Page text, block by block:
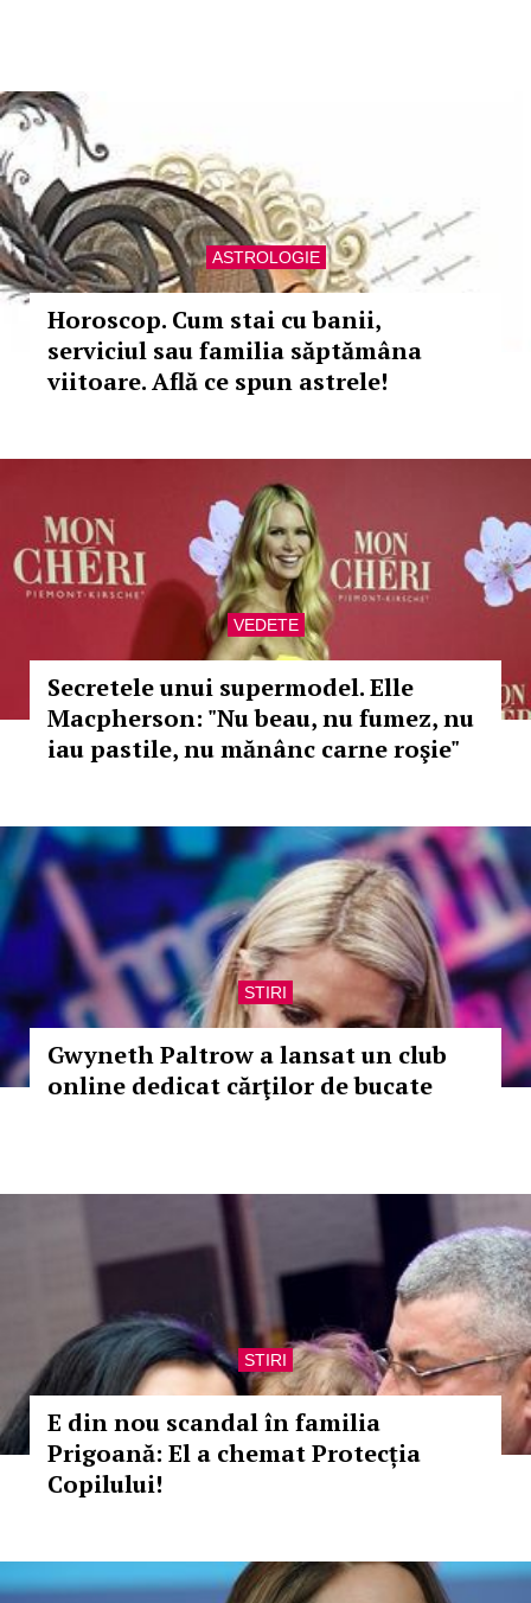
ASTROLOGIE
Horoscop. Cum stai cu banii,
serviciul sau familia săptămâna
viitoare. Află ce spun astrele!
VEDETE
Secretele unui supermodel. Elle
Macpherson: "Nu beau, nu fumez, nu
iau pastile, nu mănânc carne roşie"
STIRI
Gwyneth Paltrow a lansat un club
online dedicat cărţilor de bucate
STIRI
E din nou scandal în familia
Prigoană: El a chemat Protecția
Copilului!